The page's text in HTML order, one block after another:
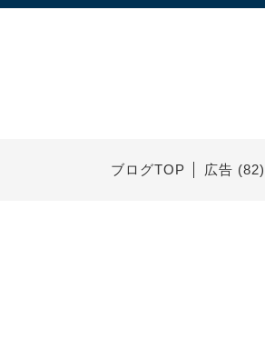
ブログTOP 広告 (82)